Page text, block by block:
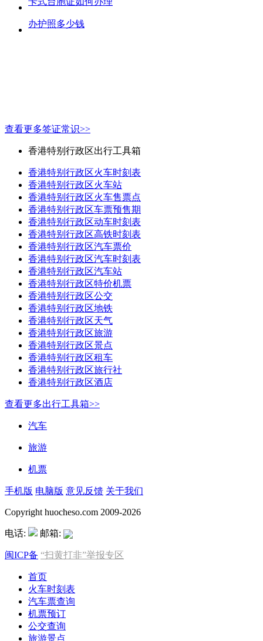
办护照多少钱
查看更多签证常识>>
香港特别行政区出行工具箱
香港特别行政区火车时刻表
香港特别行政区火车站
香港特别行政区火车售票点
香港特别行政区车票预售期
香港特别行政区动车时刻表
香港特别行政区高铁时刻表
香港特别行政区汽车票价
香港特别行政区汽车时刻表
香港特别行政区汽车站
香港特别行政区特价机票
香港特别行政区公交
香港特别行政区地铁
香港特别行政区天气
香港特别行政区旅游
香港特别行政区景点
香港特别行政区租车
香港特别行政区旅行社
香港特别行政区酒店
查看更多出行工具箱>>
汽车
旅游
机票
手机版 电脑版 意见反馈 关于我们
Copyright huocheso.com 2009-2026
电话: 邮箱:
闽ICP备 “扫黄打非”举报专区
首页
火车时刻表
汽车票查询
机票预订
公交查询
旅游景点